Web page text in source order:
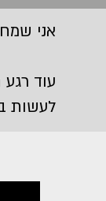
אני
עוד
לעשות